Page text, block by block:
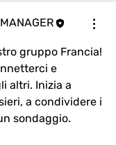
gruppo Francia!
e
altri. Inizia a
a condividere i
sondaggio.